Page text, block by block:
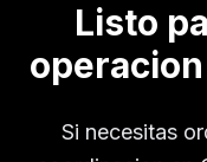
Listo
Si necesitas